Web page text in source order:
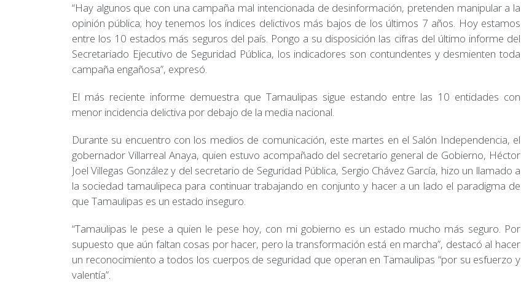
“Hay algunos que con una campaña mal intencionada de desinformación, pretenden manipular a la
opinión pública; hoy tenemos los índices delictivos más bajos de los últimos 7 años. Hoy estamos
entre los 10 estados más seguros del país. Pongo a su disposición las cifras del último informe del
Secretariado Ejecutivo de Seguridad Pública, los indicadores son contundentes y desmienten toda
campaña engañosa”, expresó.
El más reciente informe demuestra que Tamaulipas sigue estando entre las 10 entidades con
menor incidencia delictiva por debajo de la media nacional.
Durante su encuentro con los medios de comunicación, este martes en el Salón Independencia, el
gobernador Villarreal Anaya, quien estuvo acompañado del secretario general de Gobierno, Héctor
Joel Villegas González y del secretario de Seguridad Pública, Sergio Chávez García, hizo un llamado a
la sociedad tamaulipeca para continuar trabajando en conjunto y hacer a un lado el paradigma de
que Tamaulipas es un estado inseguro.
“Tamaulipas le pese a quien le pese hoy, con mi gobierno es un estado mucho más seguro. Por
supuesto que aún faltan cosas por hacer, pero la transformación está en marcha”, destacó al hacer
un reconocimiento a todos los cuerpos de seguridad que operan en Tamaulipas “por su esfuerzo y
valentía”.